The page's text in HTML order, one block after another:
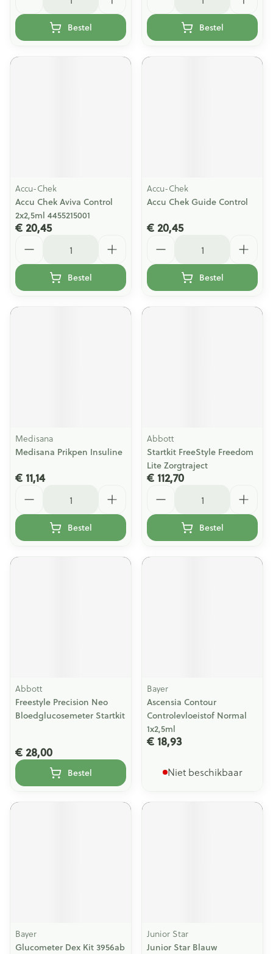
Bestel Bestel
Accu-Chek
Accu Chek Aviva Control
2x2,5ml 4455215001
€ 20,45
Bestel
Accu-Chek
Accu Chek Guide Control
€ 20,45
Bestel
Medisana
Medisana Prikpen Insuline
€ 11,14
Bestel
Abbott
Startkit FreeStyle Freedom
Lite Zorgtraject
€ 112,70
Bestel
Abbott
Freestyle Precision Neo
Bloedglucosemeter Startkit
€ 28,00
Bestel
Bayer
Ascensia Contour
Controlevloeistof Normal
1x2,5ml
€ 18,93
Niet beschikbaar
Bayer
Glucometer Dex Kit 3956ab
Junior Star
Junior Star Blauw